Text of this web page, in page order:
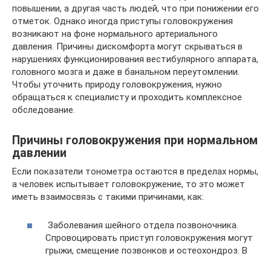
повышении, а другая часть людей, что при понижении его
отметок. Однако иногда приступы головокружения
возникают на фоне нормального артериального
давления. Причины дискомфорта могут скрываться в
нарушениях функционирования вестибулярного аппарата,
головного мозга и даже в банальном переутомлении.
Чтобы уточнить природу головокружения, нужно
обращаться к специалисту и проходить комплексное
обследование.
Причины головокружения при нормальном
давлении
Если показатели тонометра остаются в пределах нормы,
а человек испытывает головокружение, то это может
иметь взаимосвязь с такими причинами, как:
Заболевания шейного отдела позвоночника.
Спровоцировать приступ головокружения могут
грыжи, смещение позвонков и остеохондроз. В